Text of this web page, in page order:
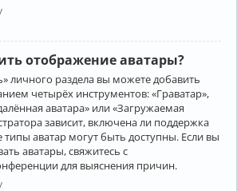
отображение аватары?
личного раздела вы можете добавить
четырёх инструментов: «Граватар»,
аватара» или «Загружаемая
зависит, включена ли поддержка
типы аватар могут быть доступны. Если вы
аватары, свяжитесь с
для выяснения причин.